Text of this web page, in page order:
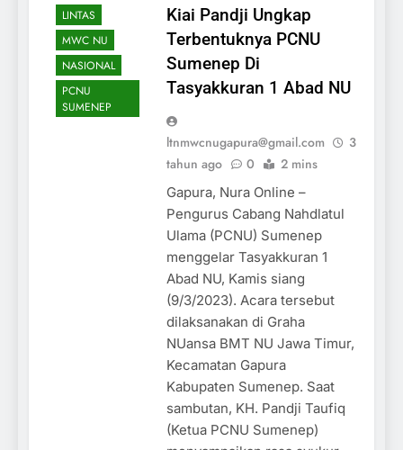
LINTAS
MWC NU
NASIONAL
PCNU
SUMENEP
Kiai Pandji Ungkap
Terbentuknya PCNU
Sumenep Di
Tasyakkuran 1 Abad NU
ltnmwcnugapura@gmail.com
3
tahun ago
0 2 mins
Gapura, Nura Online –
Pengurus Cabang Nahdlatul
Ulama (PCNU) Sumenep
menggelar Tasyakkuran 1
Abad NU, Kamis siang
(9/3/2023). Acara tersebut
dilaksanakan di Graha
NUansa BMT NU Jawa Timur,
Kecamatan Gapura
Kabupaten Sumenep. Saat
sambutan, KH. Pandji Taufiq
(Ketua PCNU Sumenep)